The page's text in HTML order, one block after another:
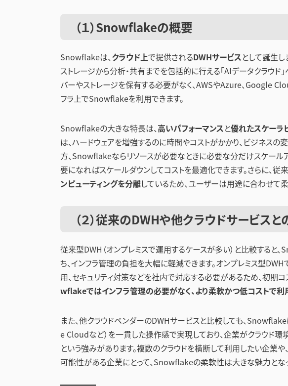
（１）Snowflakeの概要
Snowflakeは、クラウド上で提供されるDWHサービスとして誕生
ストレージから分析・共有までを包括的に行える「AIデータクラウド
バーやストレージを保有する必要がなく、AWSやAzure、Google
フラ上でSnowflakeを利用できます。
Snowflakeの大きな特長は、高いパフォーマンスと優れたスケーラ
は、ハードウェアを増強するのに時間やコストがかかり、ビジネス
方、Snowflakeならリソースが必要なときに必要な分だけスケール
要になればスケールダウンしてコストを最適化できます。さらに、従
ンピューティングを分離しているため、ユーザーは用途に合わせて
（２）従来のDWHや他クラウドサービス
従来型DWH（オンプレミスで運用するケースが多い）と比較すると
ち、インフラ管理の負担を大幅に軽減できます。オンプレミス型
用、セキュリティ対策などを社内で対応する必要があるため、初期コ
wflakeではインフラ管理の必要がなく、より柔軟かつ低コストで利
また、他クラウドベンダーのDWHサービスと比較しても、
e Cloudなど）を一貫した操作感で実現しており、企業がクラウド
という強みがあります。複数のクラウドを横断して利用したい企業
可能性がある企業にとって、Snowflakeの柔軟性は大きな魅力とな